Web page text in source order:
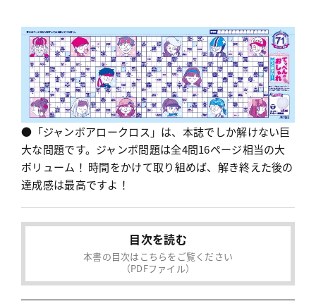
●「ジャンボアロークロス」は、本誌でしか解けない巨
大な問題です。ジャンボ問題は全4問16ページ相当の大
ボリューム！ 時間をかけて取り組めば、解き終えた後の
達成感は最高ですよ！
目次を読む
本書の目次はこちらをご覧ください
（PDFファイル）